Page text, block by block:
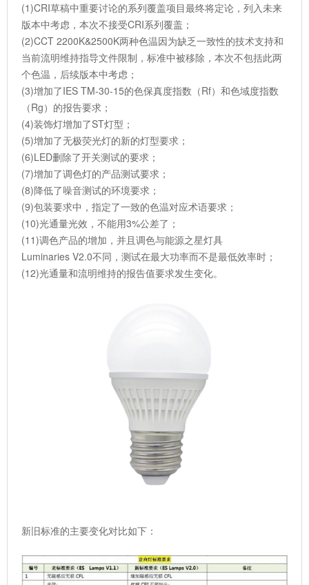
(1)CRI草稿中重要讨论的系列覆盖项目最终将定论，列入未来
版本中考虑，本次不接受CRI系列覆盖；
(2)CCT 2200K&2500K两种色温因为缺乏一致性的技术支持和
当前流明维持指导文件限制，标准中被移除，本次不包括此两
个色温，后续版本中考虑；
(3)增加了IES TM-30-15的色保真度指数（Rf）和色域度指数
（Rg）的报告要求；
(4)装饰灯增加了ST灯型；
(5)增加了无极荧光灯的新的灯型要求；
(6)LED删除了开关测试的要求；
(7)增加了调色灯的产品测试要求；
(8)降低了噪音测试的环境要求；
(9)包装要求中，指定了一致的色温对应术语要求；
(10)光通量光效，不能用3%公差了；
(11)调色产品的增加，并且调色与能源之星灯具
Luminaries V2.0不同，测试在最大功率而不是最低效率时；
(12)光通量和流明维持的报告值要求发生变化。
新旧标准的主要变化对比如下：